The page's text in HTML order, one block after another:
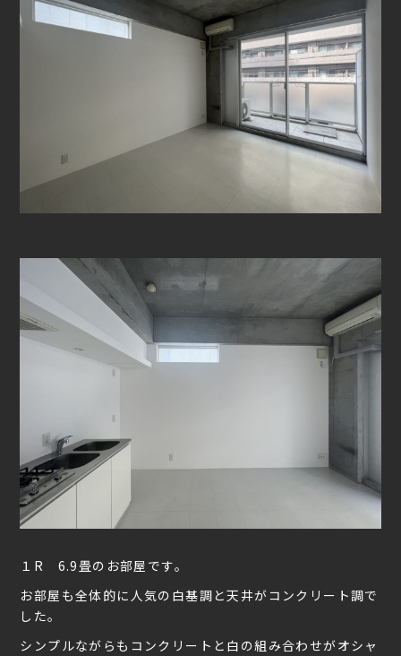
１R 6.9畳のお部屋です。
お部屋も全体的に人気の白基調と天井がコンクリート調で
した。
シンプルながらもコンクリートと白の組み合わせがオシャ